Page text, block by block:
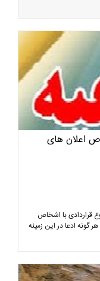
اعلان های
قراردادی با اشخاص
ادعا در این زمینه